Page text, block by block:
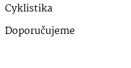
Cyklistika
Doporučujeme